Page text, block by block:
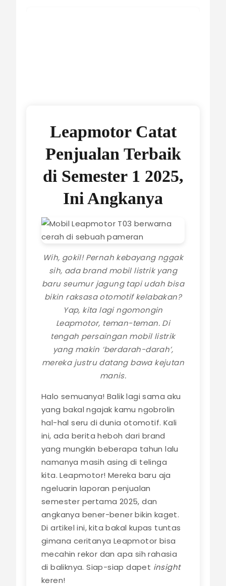
Leapmotor Catat
Penjualan Terbaik
di Semester 1 2025,
Ini Angkanya
Wih, gokil! Pernah kebayang nggak
sih, ada brand mobil listrik yang
baru seumur jagung tapi udah bisa
bikin raksasa otomotif kelabakan?
Yap, kita lagi ngomongin
Leapmotor, teman-teman. Di
tengah persaingan mobil listrik
yang makin ‘berdarah-darah’,
mereka justru datang bawa kejutan
manis.
Halo semuanya! Balik lagi sama aku
yang bakal ngajak kamu ngobrolin
hal-hal seru di dunia otomotif. Kali
ini, ada berita heboh dari brand
yang mungkin beberapa tahun lalu
namanya masih asing di telinga
kita. Leapmotor! Mereka baru aja
ngeluarin laporan penjualan
semester pertama 2025, dan
angkanya bener-bener bikin kaget.
Di artikel ini, kita bakal kupas tuntas
gimana ceritanya Leapmotor bisa
mecahin rekor dan apa sih rahasia
di baliknya. Siap-siap dapet insight
keren!